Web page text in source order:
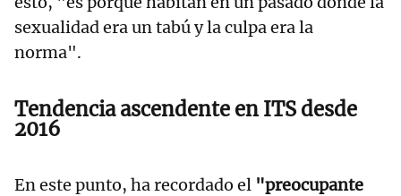
sexualidad era un tabú y la culpa era la
norma".
Tendencia ascendente en ITS desde
2016
En este punto, ha recordado el "preocupante